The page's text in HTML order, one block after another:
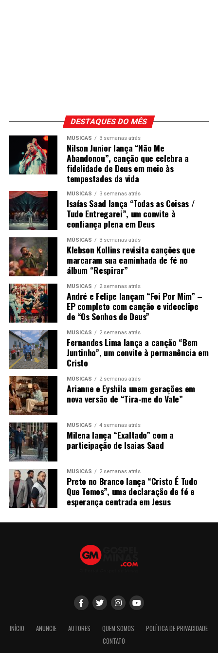
DESTAQUES DO MÊS
MÚSICAS 3 semanas atrás
Nilson Junior lança “Não Me
Abandonou”, canção que celebra a
fidelidade de Deus em meio às
tempestades da vida
MÚSICAS 3 semanas atrás
Isaías Saad lança “Todas as Coisas /
Tudo Entregarei”, um convite à
confiança plena em Deus
MÚSICAS 3 semanas atrás
Klebson Kollins revisita canções que
marcaram sua caminhada de fé no
álbum “Respirar”
MÚSICAS 2 semanas atrás
André e Felipe lançam “Foi Por Mim” –
EP completo com canção e videoclipe
de “Os Sonhos de Deus”
MÚSICAS 2 semanas atrás
Fernandes Lima lança a canção “Bem
Juntinho”, um convite à permanência em
Cristo
MÚSICAS 2 semanas atrás
Arianne e Eyshila unem gerações em
nova versão de “Tira-me do Vale”
MÚSICAS 4 semanas atrás
Milena lança “Exaltado” com a
participação de Isaias Saad
MÚSICAS 2 semanas atrás
Preto no Branco lança “Cristo É Tudo
Que Temos”, uma declaração de fé e
esperança centrada em Jesus
INÍCIO ANUNCIE AUTORES QUEM SOMOS
POLÍTICA DE PRIVACIDADE
CONTATO